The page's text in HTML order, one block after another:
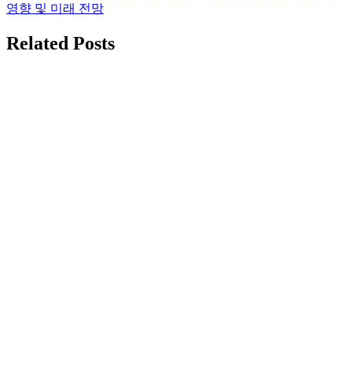
색
영향 및 미래 전망
Related Posts